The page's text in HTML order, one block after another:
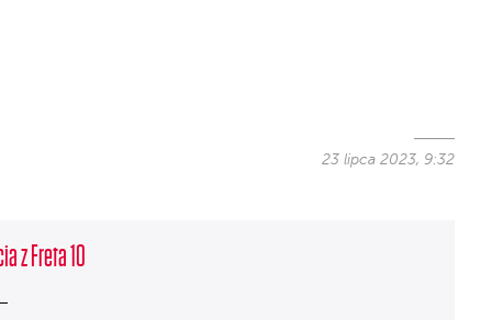
23 lipca 2023, 9:32
z Freta 10